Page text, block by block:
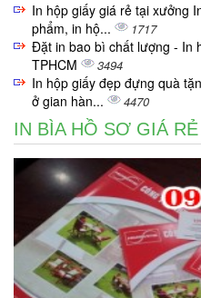
In hộp giấy giá rẻ tại xưởng
phẩm, in hộ...
1717
Đặt in bao bì chất lượng - In
TPHCM
3494
In hộp giấy đẹp đựng quà
ở gian hàn...
4470
IN BÌA HỒ SƠ GIÁ RẺ